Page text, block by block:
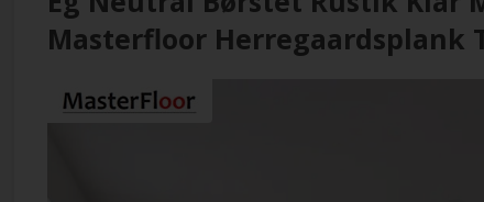
Masterfloor Herregaardsplank
KAMPAGNE